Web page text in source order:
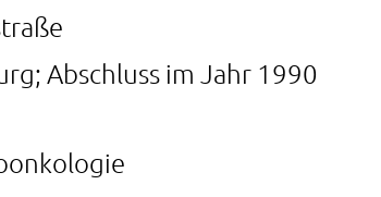
Abschluss im Jahr 1990